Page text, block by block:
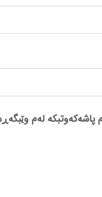
پاشەکەوتبکە لەم